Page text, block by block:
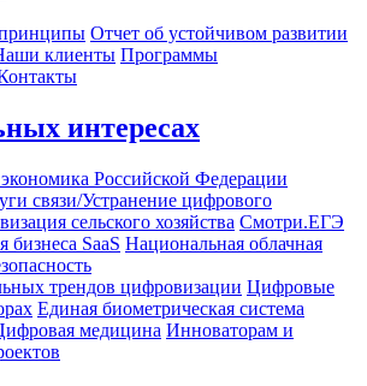
Отчет об устойчивом развитии
клиенты Программы
интересах
Российской Федерации
связи/Устранение цифрового
сельского хозяйства Смотри.ЕГЭ
бизнеса SaaS Национальная облачная
трендов цифровизации Цифровые
Единая биометрическая система
медицина Инноваторам и